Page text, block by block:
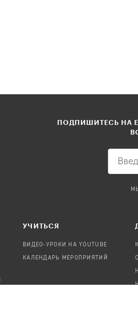
ПОДПИШИТЕСЬ НА
УЧИТЬСЯ
ВИДЕО-УРОКИ НА YOUTUBE
КАЛЕНДАРЬ МЕРОПРИЯТИЙ